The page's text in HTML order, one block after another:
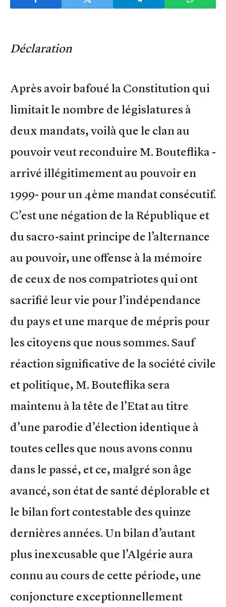
Déclaration
Après avoir bafoué la Constitution qui
limitait le nombre de législatures à
deux mandats, voilà que le clan au
pouvoir veut reconduire M. Bouteflika -
arrivé illégitimement au pouvoir en
1999- pour un 4ème mandat consécutif.
C’est une négation de la République et
du sacro-saint principe de l’alternance
au pouvoir, une offense à la mémoire
de ceux de nos compatriotes qui ont
sacrifié leur vie pour l’indépendance
du pays et une marque de mépris pour
les citoyens que nous sommes. Sauf
réaction significative de la société civile
et politique, M. Bouteflika sera
maintenu à la tête de l’Etat au titre
d’une parodie d’élection identique à
toutes celles que nous avons connu
dans le passé, et ce, malgré son âge
avancé, son état de santé déplorable et
le bilan fort contestable des quinze
dernières années. Un bilan d’autant
plus inexcusable que l’Algérie aura
connu au cours de cette période, une
conjoncture exceptionnellement